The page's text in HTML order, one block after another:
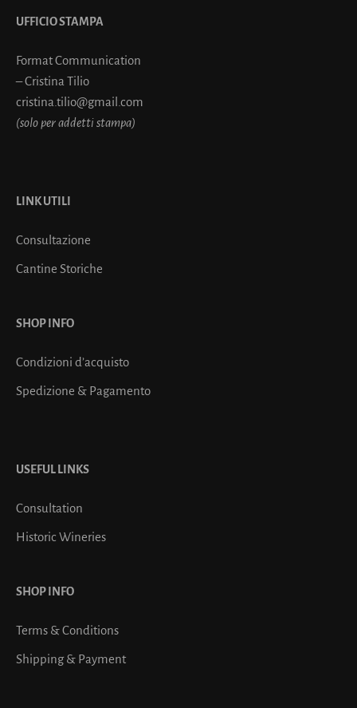
UFFICIO STAMPA
Format Communication
– Cristina Tilio
cristina.tilio@gmail.com
(solo per addetti stampa)
LINK UTILI
Consultazione
Cantine Storiche
SHOP INFO
Condizioni d’acquisto
Spedizione & Pagamento
USEFUL LINKS
Consultation
Historic Wineries
SHOP INFO
Terms & Conditions
Shipping & Payment